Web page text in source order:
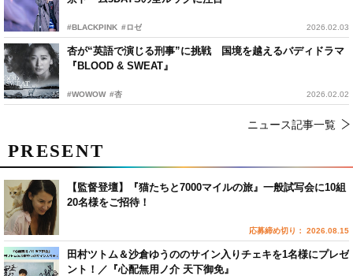
#BLACKPINK #ロゼ 2026.02.03
杏が“英語で演じる刑事”に挑戦 国境を越えるバディドラマ
『BLOOD & SWEAT』
#WOWOW #杏 2026.02.02
ニュース記事一覧
PRESENT
【監督登壇】『猫たちと7000マイルの旅』一般試写会に10組
20名様をご招待！
応募締め切り： 2026.08.15
田村ツトム＆沙倉ゆうののサイン入りチェキを1名様にプレゼ
ント！／『心配無用ノ介 天下御免』